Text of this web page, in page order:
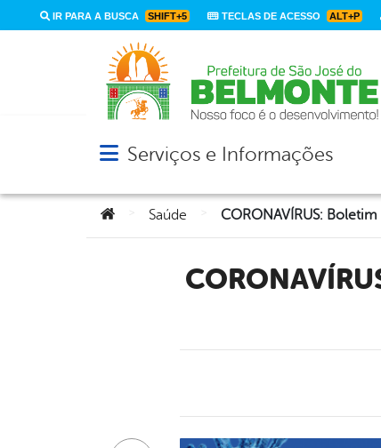
IR PARA A BUSCA SHIFT+5 TECLAS DE ACESSO ALT+P
Abrir menu principal de navegação
Serviços e Informações
Você está aqui:
Saúde
CORONAVÍRUS: Boletim Oficial Com Dados Da Cidade De São